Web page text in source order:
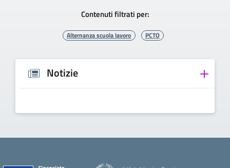
Contenuti filtrati per:
Alternanza scuola lavoro PCTO
Notizie